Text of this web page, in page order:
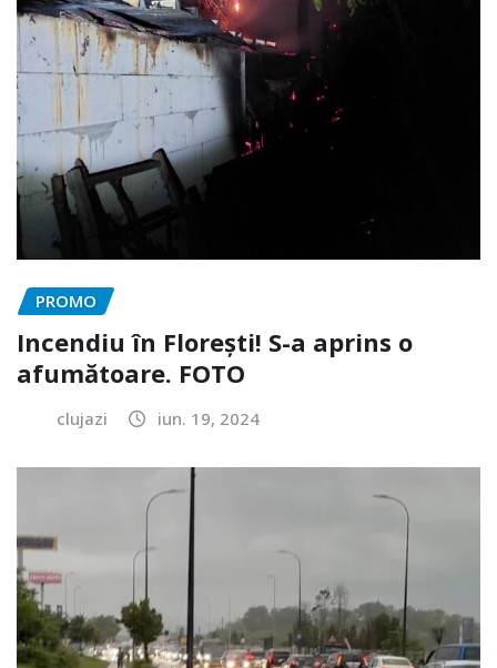
PROMO
Incendiu în Florești! S-a aprins o
afumătoare. FOTO
clujazi iun. 19, 2024